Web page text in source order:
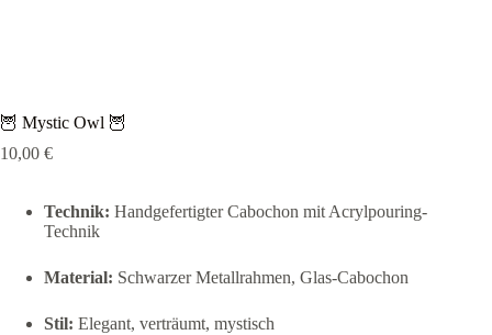
🦉 Mystic Owl 🦉
10,00 €
Technik: Handgefertigter Cabochon mit Acrylpouring-
Technik
Material: Schwarzer Metallrahmen, Glas-Cabochon
Stil: Elegant, verträumt, mystisch